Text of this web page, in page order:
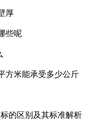
厚
些呢
方米能承受多少公斤
的区别及其标准解析